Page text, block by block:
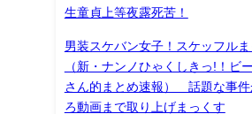
生童貞上等夜露死苦！
男装スケバン女子！スケッフルま
（新・ナンノひゃくしきっ!！ビ
さん的まとめ速報） 話題な事件
ろ動画まで取り上げまっくす